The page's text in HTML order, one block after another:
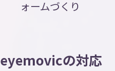
ォームづくり
eyemovicの対応